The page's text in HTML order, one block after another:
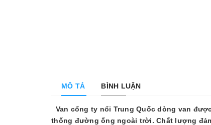
MÔ TẢ BÌNH LUẬN
Van cổng ty nổi Trung Quốc dòng van
thống đường ống ngoài trời. Chất lượng